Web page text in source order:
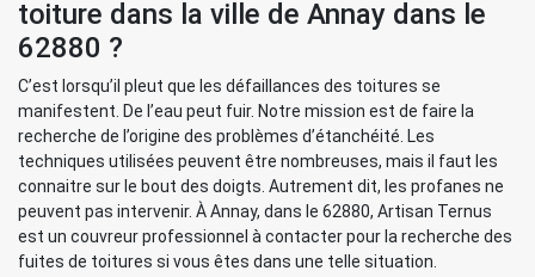
toiture dans la ville de Annay dans le
62880 ?
C’est lorsqu’il pleut que les défaillances des toitures se
manifestent. De l’eau peut fuir. Notre mission est de faire la
recherche de l’origine des problèmes d’étanchéité. Les
techniques utilisées peuvent être nombreuses, mais il faut les
connaitre sur le bout des doigts. Autrement dit, les profanes ne
peuvent pas intervenir. À Annay, dans le 62880, Artisan Ternus
est un couvreur professionnel à contacter pour la recherche des
fuites de toitures si vous êtes dans une telle situation.